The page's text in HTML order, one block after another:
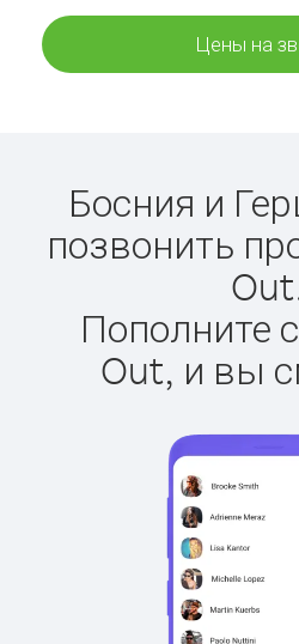
Цены на
Босния и
позвонить
Пополните
Out, и вы